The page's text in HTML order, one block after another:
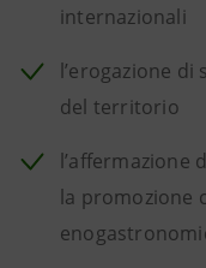
internazionali
l’erogazione
del territorio
l’affermazione
la promozione